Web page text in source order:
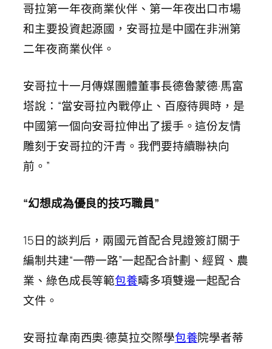
哥拉第一年夜商業伙伴、第一年夜出口市場
和主要投資起源國，安哥拉是中國在非洲第
二年夜商業伙伴。
安哥拉十一月傳媒團體董事長德魯蒙德·馬富
塔說：“當安哥拉內戰停止、百廢待興時，是
中國第一個向安哥拉伸出了援手。這份友情
雕刻于安哥拉的汗青。我們要持續聯袂向
前。”
“幻想成為優良的技巧職員”
15日的談判后，兩國元首配合見證簽訂關于
編制共建“一帶一路”一起配合計劃、經貿、農
業、綠色成長等範包養疇多項雙邊一起配合
文件。
安哥拉韋南西奧·德莫拉交際學包養院學者蒂